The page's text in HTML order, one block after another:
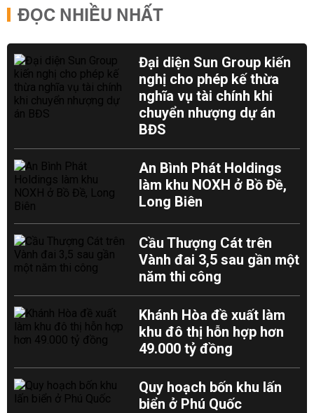
ĐỌC NHIỀU NHẤT
Đại diện Sun Group kiến
nghị cho phép kế thừa
nghĩa vụ tài chính khi
chuyển nhượng dự án
BĐS
An Bình Phát Holdings
làm khu NOXH ở Bồ Đề,
Long Biên
Cầu Thượng Cát trên
Vành đai 3,5 sau gần một
năm thi công
Khánh Hòa đề xuất làm
khu đô thị hỗn hợp hơn
49.000 tỷ đồng
Quy hoạch bốn khu lấn
biển ở Phú Quốc